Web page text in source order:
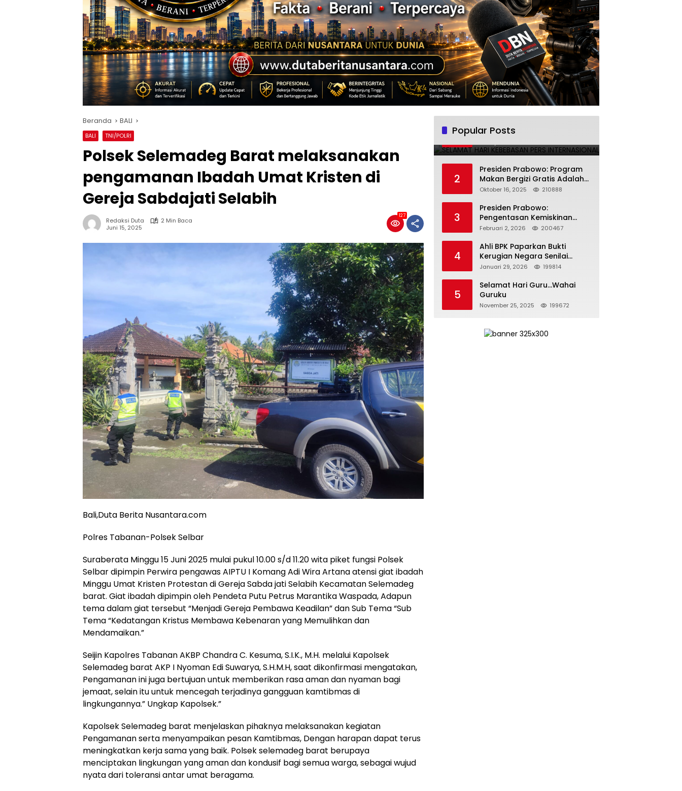
Beranda BALI
BALI TNI/POLRI
Polsek Selemadeg Barat melaksanakan
pengamanan Ibadah Umat Kristen di
Gereja Sabdajati Selabih
Redaksi Duta
2 Min Baca
Juni 15, 2025
127
Bali,Duta Berita Nusantara.com
Polres Tabanan-Polsek Selbar
Suraberata Minggu 15 Juni 2025 mulai pukul 10.00 s/d 11.20 wita piket fungsi Polsek
Selbar dipimpin Perwira pengawas AIPTU I Komang Adi Wira Artana atensi giat ibadah
Minggu Umat Kristen Protestan di Gereja Sabda jati Selabih Kecamatan Selemadeg
barat. Giat ibadah dipimpin oleh Pendeta Putu Petrus Marantika Waspada, Adapun
tema dalam giat tersebut “Menjadi Gereja Pembawa Keadilan” dan Sub Tema “Sub
Tema “Kedatangan Kristus Membawa Kebenaran yang Memulihkan dan
Mendamaikan.”
Seijin Kapolres Tabanan AKBP Chandra C. Kesuma, S.I.K., M.H. melalui Kapolsek
Selemadeg barat AKP I Nyoman Edi Suwarya, S.H.M.H, saat dikonfirmasi mengatakan,
Pengamanan ini juga bertujuan untuk memberikan rasa aman dan nyaman bagi
jemaat, selain itu untuk mencegah terjadinya gangguan kamtibmas di
lingkungannya.” Ungkap Kapolsek.”
Kapolsek Selemadeg barat menjelaskan pihaknya melaksanakan kegiatan
Pengamanan serta menyampaikan pesan Kamtibmas, Dengan harapan dapat terus
meningkatkan kerja sama yang baik. Polsek selemadeg barat berupaya
menciptakan lingkungan yang aman dan kondusif bagi semua warga, sebagai wujud
nyata dari toleransi antar umat beragama.
Popular Posts
1
INTERNASIONAL
Mei 3, 2025 224690
2
Presiden Prabowo: Program
Makan Bergizi Gratis Adalah
Investasi untuk Masa Depan
Oktober 16, 2025 210888
3
Presiden Prabowo:
Pengentasan Kemiskinan
Butuh Persatuan dan
Bertanggung Jawab
Februari 2, 2026 200467
4
Ahli BPK Paparkan Bukti
Kerugian Negara Senilai
Rp285 Triliun dalam
Pertamina
Januari 29, 2026 199814
5
Selamat Hari Guru…Wahai
Guruku
November 25, 2025 199672